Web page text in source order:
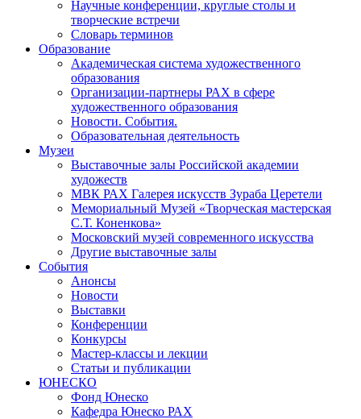
Научные конференции, круглые столы и
творческие встречи
Словарь терминов
Образование
Академическая система художественного
образования
Организации-партнеры РАХ в сфере
художественного образования
Новости. События.
Образовательная деятельность
Музеи
Выставочные залы Российской академии
художеств
МВК РАХ Галерея искусств Зураба Церетели
Мемориальный Музей «Творческая мастерская
С.Т. Коненкова»
Московский музей современного искусства
Другие выставочные залы
События
Анонсы
Новости
Выставки
Конференции
Конкурсы
Мастер-классы и лекции
Статьи и публикации
ЮНЕСКО
Фонд Юнеско
Кафедра Юнеско РАХ